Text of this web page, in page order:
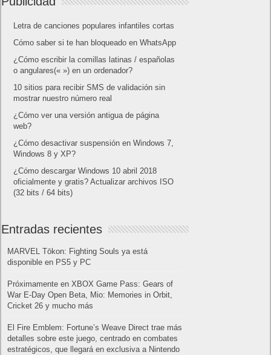
Letra de canciones populares infantiles cortas
Cómo saber si te han bloqueado en WhatsApp
¿Cómo escribir la comillas latinas / españolas
o angulares(« ») en un ordenador?
10 sitios para recibir SMS de validación sin
mostrar nuestro número real
¿Cómo ver una versión antigua de página
web?
¿Cómo desactivar suspensión en Windows 7,
Windows 8 y XP?
¿Cómo descargar Windows 10 abril 2018
oficialmente y gratis? Actualizar archivos ISO
(32 bits / 64 bits)
Entradas recientes
MARVEL Tōkon: Fighting Souls ya está
disponible en PS5 y PC
Próximamente en XBOX Game Pass: Gears of
War E-Day Open Beta, Mio: Memories in Orbit,
Cricket 26 y mucho más
El Fire Emblem: Fortune’s Weave Direct trae más
detalles sobre este juego, centrado en combates
estratégicos, que llegará en exclusiva a Nintendo